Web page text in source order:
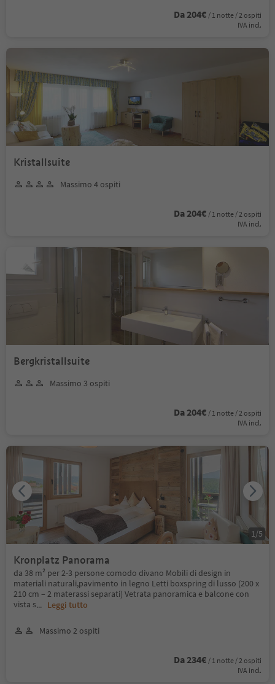
Da 204€ / 1 notte / 2 ospiti
IVA incl.
Kristallsuite
Massimo 4 ospiti
Da 204€ / 1 notte / 2 ospiti
IVA incl.
Bergkristallsuite
Massimo 3 ospiti
Da 204€ / 1 notte / 2 ospiti
IVA incl.
Kronplatz Panorama
da 38 m² per 2-3 persone comodo divano Mobili di design in
materiali naturali,pavimento in legno Letti boxspring di lusso (200 x
210 cm – 2 materassi separati) Vetrata panoramica e balcone con
vista s... Leggi tutto
Massimo 2 ospiti
Da 234€ / 1 notte / 2 ospiti
IVA incl.
1 /5